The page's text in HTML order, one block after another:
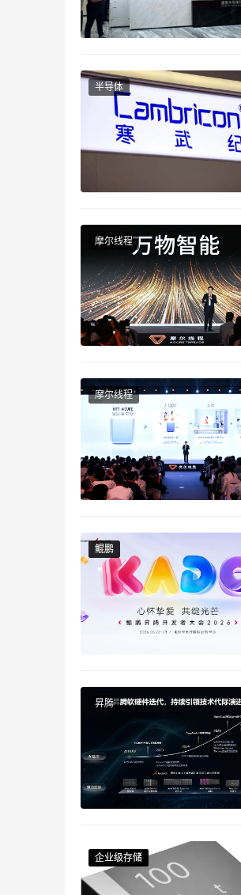
本文来源于DOIT传媒，文章
半导体
摩尔线程
摩尔线程
鲲鹏
鲲鹏
昇腾
企业级存储
企业级存储
企业级存储
企业级存储